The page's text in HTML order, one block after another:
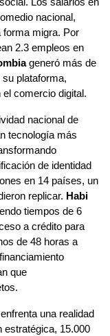
nacional,
forma migra. Por
2.3 empleos en
generó más de
plataforma,
comercio digital.
nacional de
tecnología más
de identidad
en 14 países, un
replicar. Habi
tiempos de 6
a crédito para
de 48 horas a
que
una realidad
estratégica, 15.000